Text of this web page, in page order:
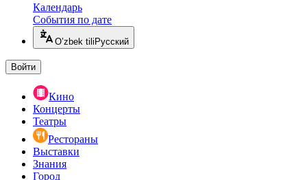
Календарь
События по дате
O’zbek tili Русский
Войти
Кино
Концерты
Театры
Рестораны
Выставки
Знания
Город